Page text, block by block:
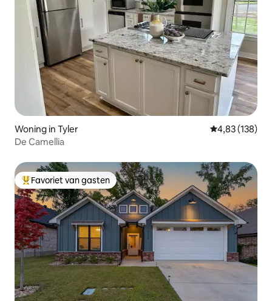
Woning in Tyler Gemiddelde
4,83 (138)
De Camellia
Topfavoriet van gasten
Favoriet van gasten